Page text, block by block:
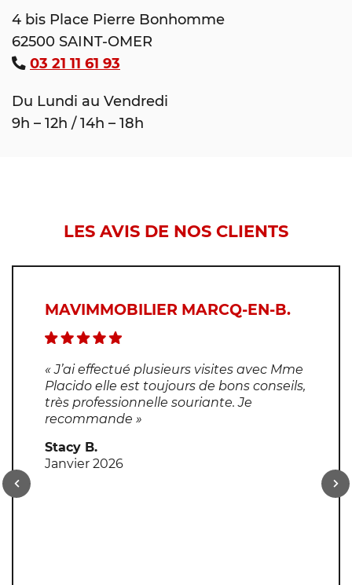
4 bis Place Pierre Bonhomme
62500 SAINT-OMER
03 21 11 61 93
Du Lundi au Vendredi
9h – 12h / 14h – 18h
LES AVIS DE NOS CLIENTS
MAVIMMOBILIER MARCQ-EN-B.
« J’ai effectué plusieurs visites avec Mme
Placido elle est toujours de bons conseils,
très professionnelle souriante. Je
recommande »
Stacy B.
Janvier 2026